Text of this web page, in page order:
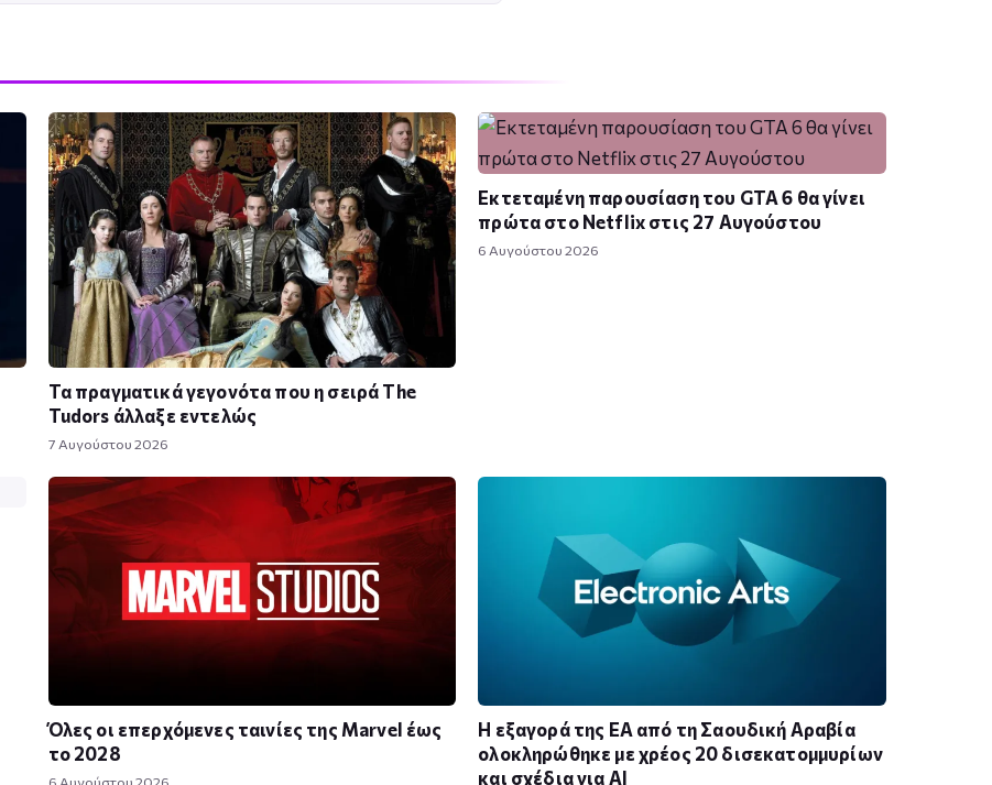
Τα πραγματικά γεγονότα που η σειρά The
Tudors άλλαξε εντελώς
7 Αυγούστου 2026
Εκτεταμένη παρουσίαση του GTA 6 θα γίνει
πρώτα στο Netflix στις 27 Αυγούστου
6 Αυγούστου 2026
Όλες οι επερχόμενες ταινίες της Marvel έως
το 2028
Η εξαγορά της EA από τη Σαουδική Αραβία
ολοκληρώθηκε με χρέος 20 δισεκατομμυρίων
και σχέδια για AI